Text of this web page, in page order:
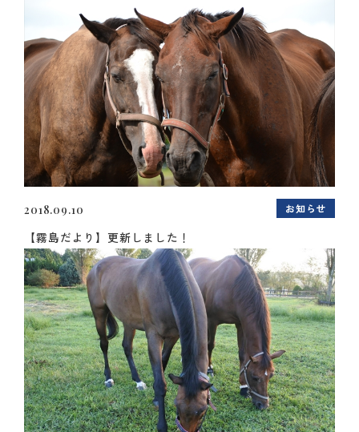
2018.09.10 お知らせ
【霧島だより】更新しました！